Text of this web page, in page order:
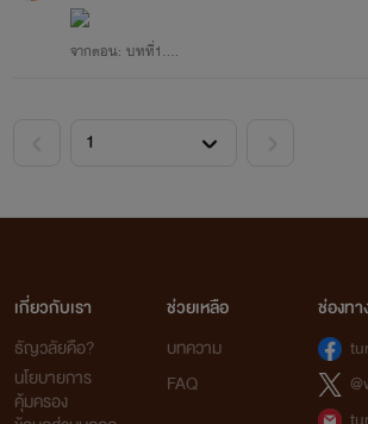
จากตอน: บทที่1....
เกี่ยวกับเรา
ธัญวลัยคือ?
นโยบายการ
คุ้มครอง
ช่วยเหลือ
บทความ
FAQ
ช่องท